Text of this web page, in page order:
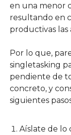
en una menor
resultando en
productivas las
Por lo que,
singletasking
pendiente de
concreto, y
siguientes
Aíslate de lo